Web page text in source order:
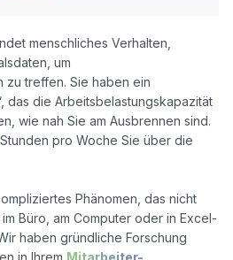
menschliches Verhalten,
um
zu treffen. Sie haben ein
das die Arbeitsbelastungskapazität
wie nah Sie am Ausbrennen sind.
pro Woche Sie über die
Phänomen, das nicht
Büro, am Computer oder in Excel-
haben gründliche Forschung